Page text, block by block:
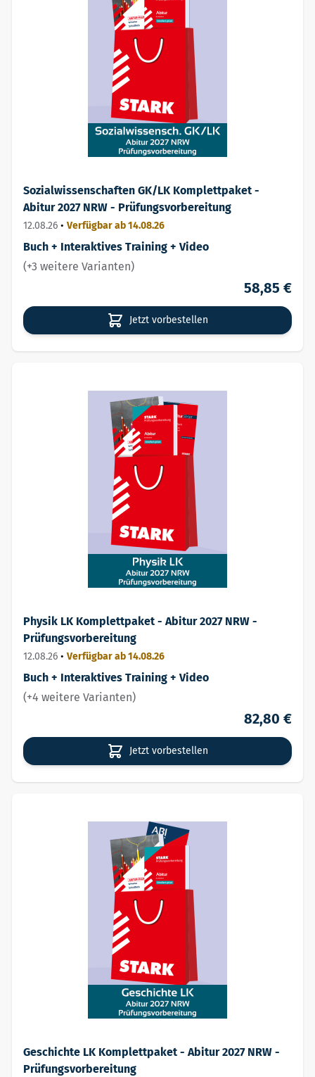
Sozialwissenschaften GK/LK Komplettpaket -
Abitur 2027 NRW - Prüfungsvorbereitung
12.08.26 • Verfügbar ab 14.08.26
Buch + Interaktives Training + Video
(+3 weitere Varianten)
58,85 €
Jetzt vorbestellen
Physik LK Komplettpaket - Abitur 2027 NRW -
Prüfungsvorbereitung
12.08.26 • Verfügbar ab 14.08.26
Buch + Interaktives Training + Video
(+4 weitere Varianten)
82,80 €
Jetzt vorbestellen
Geschichte LK Komplettpaket - Abitur 2027 NRW -
Prüfungsvorbereitung